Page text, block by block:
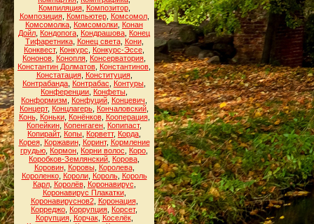
Компиляция, Композитор,
Композиция, Компьютер, Комсомол,
Комсомолка Комсомолки Конан
Дойл Кондопога Кондрашова Конец
Тифаретника, Конец света, Кони,
Конквест, Конкурс Конкурс-Эссе
Кононов Конопля Консерватория
Константин Долматов Константинов
Констатация, Конституция,
Контрабанда Контрабас Контуры
Конференции Конфеты
Конформизм
Конфуций Концевич
Концерт, Концлагерь Кончаловский
Конь, Коньки, Конёнков, Кооперация,
Копейкин Копенгаген Копипаст,
Копирайт, Копы Корветт, Корда
Корея, Коржавин, Коринт, Кормление
грудью Кормон Корни волос Коро
Коробков-Землянский Корова
Коровин, Коровы, Королева,
Короленко, Короли, Король, Король
Карл, Королёв, Коронавирус
Коронавирус Плакатки,
Коронавируснов2, Коронация,
Корреджо Коррупция Корсет,
Корупция, Корчак, Коселёк,